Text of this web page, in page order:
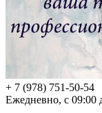
+ 7 (978) 751-50-54
Ежедневно, с 09:00